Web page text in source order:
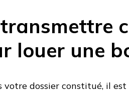
louer une
votre dossier constitué, il